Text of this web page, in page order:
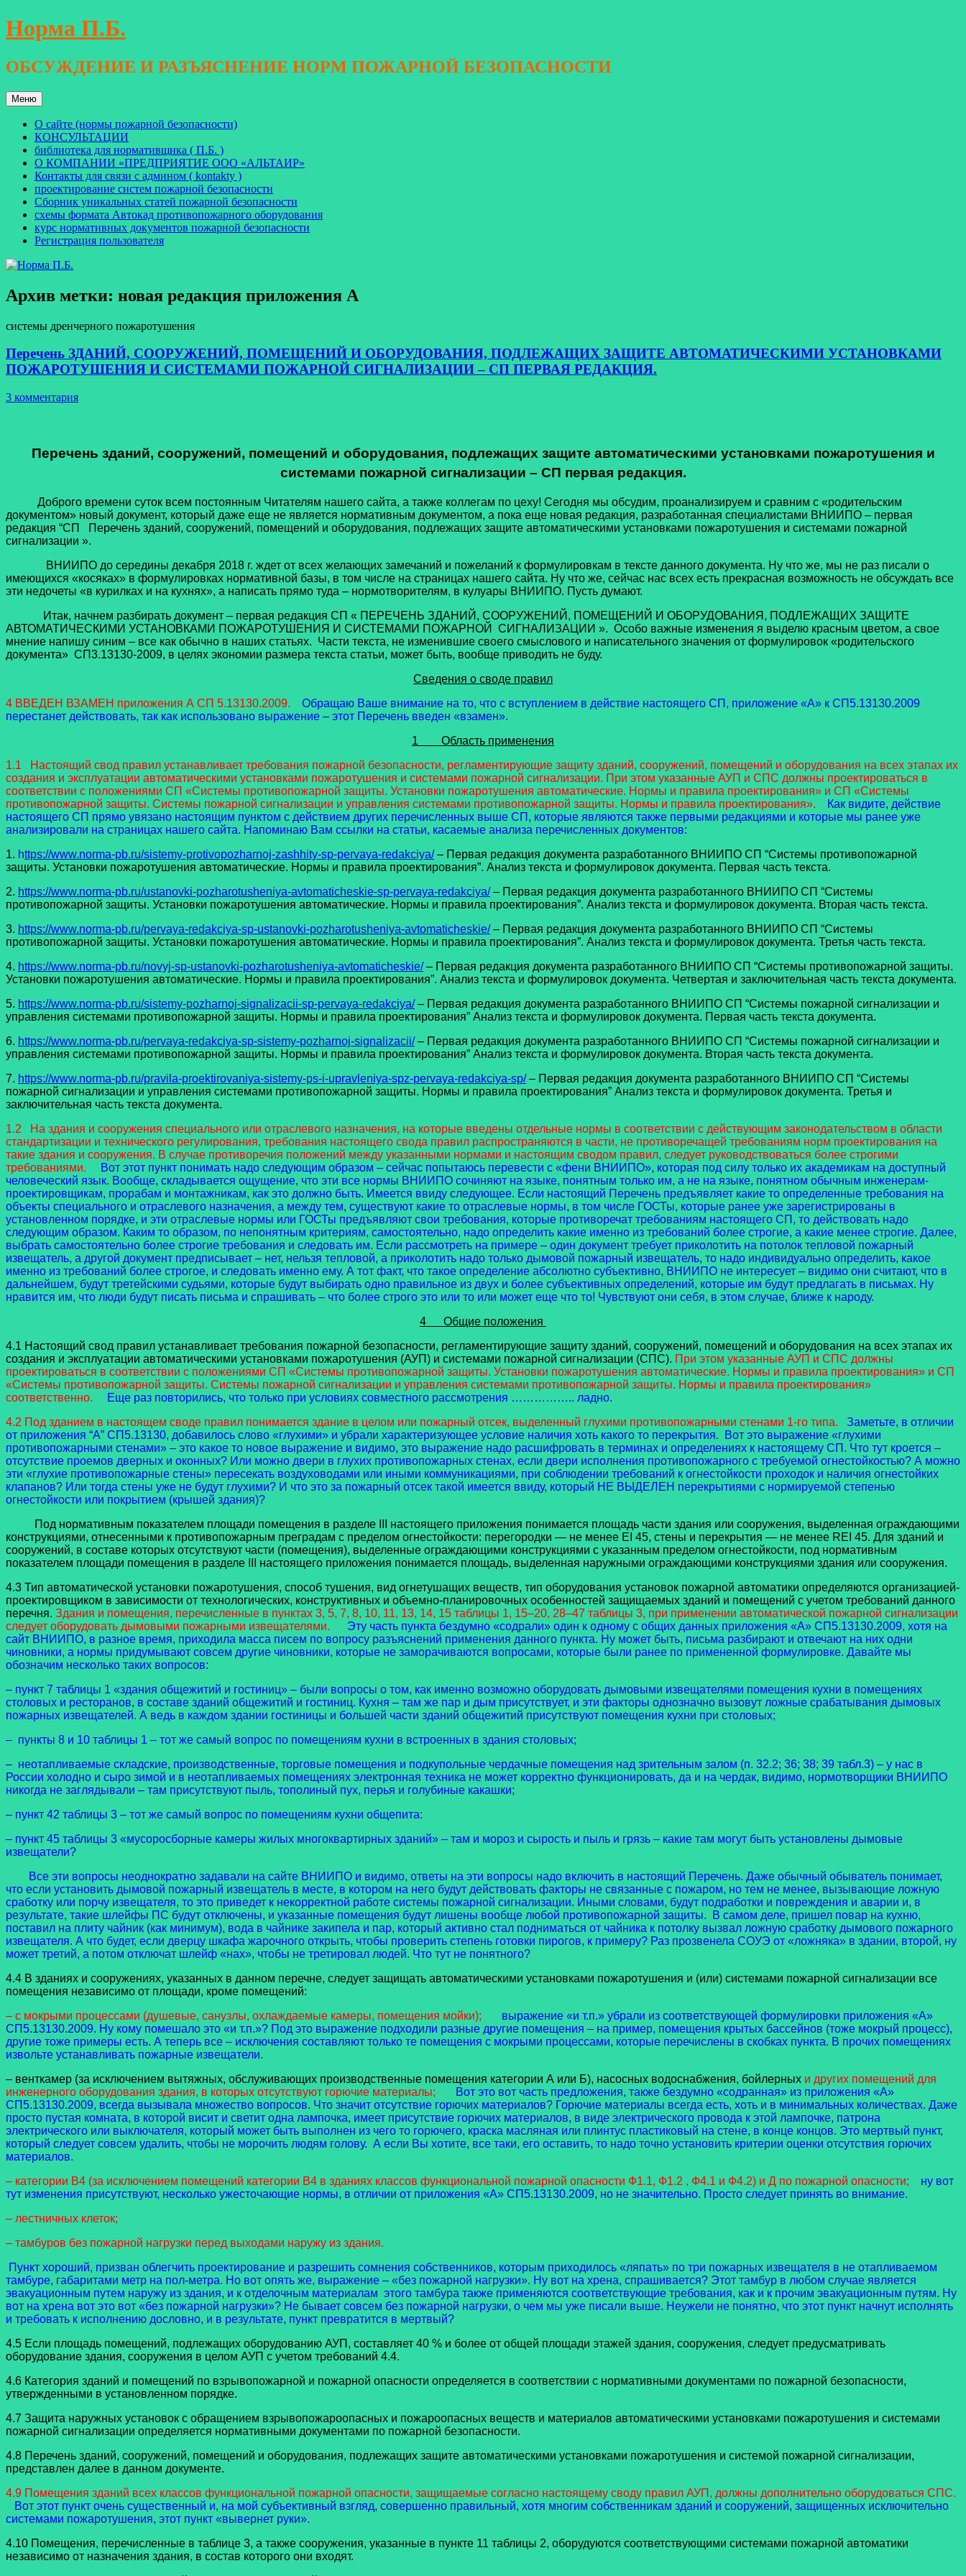
Перейти
к
Норма П.Б.
ОБСУЖДЕНИЕ И РАЗЪЯСНЕНИЕ НОРМ ПОЖАРНОЙ БЕЗОПАСНОСТИ
Меню
О сайте (нормы пожарной безопасности)
КОНСУЛЬТАЦИИ
библиотека для нормативщика ( П.Б. )
О КОМПАНИИ «ПРЕДПРИЯТИЕ ООО «АЛЬТАИР»
Контакты для связи с админом ( kontakty )
проектирование систем пожарной безопасности
Сборник уникальных статей пожарной безопасности
схемы формата Автокад противопожарного оборудования
курс нормативных документов пожарной безопасности
Регистрация пользователя
Архив метки: новая редакция приложения А
системы дренчерного пожаротушения
Перечень ЗДАНИЙ, СООРУЖЕНИЙ, ПОМЕЩЕНИЙ И ОБОРУДОВАНИЯ, ПОДЛЕЖАЩИХ ЗАЩИТЕ АВТОМАТИЧЕСКИМИ УСТАНОВКАМИ
ПОЖАРОТУШЕНИЯ И СИСТЕМАМИ ПОЖАРНОЙ СИГНАЛИЗАЦИИ – СП ПЕРВАЯ РЕДАКЦИЯ.
3 комментария
Перечень зданий, сооружений, помещений и оборудования, подлежащих защите автоматическими установками пожаротушения и
системами пожарной сигнализации – СП первая редакция.
Доброго времени суток всем постоянным Читателям нашего сайта, а также коллегам по цеху! Сегодня мы обсудим, проанализируем и сравним с «родительским
документом» новый документ, который даже еще не является нормативным документом, а пока еще новая редакция, разработанная специалистами ВНИИПО – первая
редакция “СП Перечень зданий, сооружений, помещений и оборудования, подлежащих защите автоматическими установками пожаротушения и системами пожарной
сигнализации ».
ВНИИПО до середины декабря 2018 г. ждет от всех желающих замечаний и пожеланий к формулировкам в тексте данного документа. Ну что же, мы не раз писали о
имеющихся «косяках» в формулировках нормативной базы, в том числе на страницах нашего сайта. Ну что же, сейчас нас всех есть прекрасная возможность не обсуждать все
эти недочеты «в курилках и на кухнях», а написать прямо туда – нормотворителям, в кулуары ВНИИПО. Пусть думают.
Итак, начнем разбирать документ – первая редакция СП « ПЕРЕЧЕНЬ ЗДАНИЙ, СООРУЖЕНИЙ, ПОМЕЩЕНИЙ И ОБОРУДОВАНИЯ, ПОДЛЕЖАЩИХ ЗАЩИТЕ
АВТОМАТИЧЕСКИМИ УСТАНОВКАМИ ПОЖАРОТУШЕНИЯ И СИСТЕМАМИ ПОЖАРНОЙ СИГНАЛИЗАЦИИ ». Особо важные изменения я выделю красным цветом, а свое
мнение напишу синим – все как обычно в наших статьях. Части текста, не изменившие своего смыслового и написательного значения от формулировок «родительского
документа» СП3.13130-2009, в целях экономии размера текста статьи, может быть, вообще приводить не буду.
Сведения о своде правил
4 ВВЕДЕН ВЗАМЕН приложения А СП 5.13130.2009.
Обращаю Ваше внимание на то, что с вступлением в действие настоящего СП, приложение «А» к СП5.13130.2009
перестанет действовать, так как использовано выражение – этот Перечень введен «взамен».
1 Область применения
1.1 Настоящий свод правил устанавливает требования пожарной безопасности, регламентирующие защиту зданий, сооружений, помещений и оборудования на всех этапах их
создания и эксплуатации автоматическими установками пожаротушения и системами пожарной сигнализации. При этом указанные АУП и СПС должны проектироваться в
соответствии с положениями СП «Системы противопожарной защиты. Установки пожаротушения автоматические. Нормы и правила проектирования» и СП «Системы
противопожарной защиты. Системы пожарной сигнализации и управления системами противопожарной защиты. Нормы и правила проектирования».
Как видите, действие
настоящего СП прямо увязано настоящим пунктом с действием других перечисленных выше СП, которые являются также первыми редакциями и которые мы ранее уже
анализировали на страницах нашего сайта. Напоминаю Вам ссылки на статьи, касаемые анализа перечисленных документов:
1. https://www.norma-pb.ru/sistemy-protivopozharnoj-zashhity-sp-pervaya-redakciya/ – Первая редакция документа разработанного ВНИИПО СП “Системы противопожарной
защиты. Установки пожаротушения автоматические. Нормы и правила проектирования”. Анализ текста и формулировок документа. Первая часть текста.
2. https://www.norma-pb.ru/ustanovki-pozharotusheniya-avtomaticheskie-sp-pervaya-redakciya/– Первая редакция документа разработанного ВНИИПО СП “Системы
противопожарной защиты. Установки пожаротушения автоматические. Нормы и правила проектирования”. Анализ текста и формулировок документа. Вторая часть текста.
3. https://www.norma-pb.ru/pervaya-redakciya-sp-ustanovki-pozharotusheniya-avtomaticheskie/– Первая редакция документа разработанного ВНИИПО СП “Системы
противопожарной защиты. Установки пожаротушения автоматические. Нормы и правила проектирования”. Анализ текста и формулировок документа. Третья часть текста.
4. https://www.norma-pb.ru/novyj-sp-ustanovki-pozharotusheniya-avtomaticheskie/– Первая редакция документа разработанного ВНИИПО СП “Системы противопожарной защиты.
Установки пожаротушения автоматические. Нормы и правила проектирования”. Анализ текста и формулировок документа. Четвертая и заключительная часть текста документа.
5. https://www.norma-pb.ru/sistemy-pozharnoj-signalizacii-sp-pervaya-redakciya/– Первая редакция документа разработанного ВНИИПО СП “Системы пожарной сигнализации и
управления системами противопожарной защиты. Нормы и правила проектирования” Анализ текста и формулировок документа. Первая часть текста документа.
6. https://www.norma-pb.ru/pervaya-redakciya-sp-sistemy-pozharnoj-signalizacii/ – Первая редакция документа разработанного ВНИИПО СП “Системы пожарной сигнализации и
управления системами противопожарной защиты. Нормы и правила проектирования” Анализ текста и формулировок документа. Вторая часть текста документа.
7. https://www.norma-pb.ru/pravila-proektirovaniya-sistemy-ps-i-upravleniya-spz-pervaya-redakciya-sp/ – Первая редакция документа разработанного ВНИИПО СП “Системы
пожарной сигнализации и управления системами противопожарной защиты. Нормы и правила проектирования” Анализ текста и формулировок документа. Третья и
заключительная часть текста документа.
1.2 На здания и сооружения специального или отраслевого назначения, на которые введены отдельные нормы в соответствии с действующим законодательством в области
стандартизации и технического регулирования, требования настоящего свода правил распространяются в части, не противоречащей требованиям норм проектирования на
такие здания и сооружения. В случае противоречия положений между указанными нормами и настоящим сводом правил, следует руководствоваться более строгими
требованиями.
Вот этот пункт понимать надо следующим образом – сейчас попытаюсь перевести с «фени ВНИИПО», которая под силу только их академикам на доступный
человеческий язык. Вообще, складывается ощущение, что эти все нормы ВНИИПО сочиняют на языке, понятным только им, а не на языке, понятном обычным инженерам-
проектировщикам, прорабам и монтажникам, как это должно быть. Имеется ввиду следующее. Если настоящий Перечень предъявляет какие то определенные требования на
объекты специального и отраслевого назначения, а между тем, существуют какие то отраслевые нормы, в том числе ГОСТы, которые ранее уже зарегистрированы в
установленном порядке, и эти отраслевые нормы или ГОСТы предъявляют свои требования, которые противоречат требованиям настоящего СП, то действовать надо
следующим образом. Каким то образом, по непонятным критериям, самостоятельно, надо определить какие именно из требований более строгие, а какие менее строгие. Далее,
выбрать самостоятельно более строгие требования и следовать им. Если рассмотреть на примере – один документ требует приколотить на потолок тепловой пожарный
извещатель, а другой документ предписывает – нет, нельзя тепловой, а приколотить надо только дымовой пожарный извещатель, то надо индивидуально определить, какое
именно из требований более строгое, и следовать именно ему. А тот факт, что такое определение абсолютно субъективно, ВНИИПО не интересует – видимо они считают, что в
дальнейшем, будут третейскими судьями, которые будут выбирать одно правильное из двух и более субъективных определений, которые им будут предлагать в письмах. Ну
нравится им, что люди будут писать письма и спрашивать – что более строго это или то или может еще что то! Чувствуют они себя, в этом случае, ближе к народу.
4 Общие положения
4.1 Настоящий свод правил устанавливает требования пожарной безопасности, регламентирующие защиту зданий, сооружений, помещений и оборудования на всех этапах их
создания и эксплуатации автоматическими установками пожаротушения (АУП) и системами пожарной сигнализации (СПС). При этом указанные АУП и СПС должны
проектироваться в соответствии с положениями СП «Системы противопожарной защиты. Установки пожаротушения автоматические. Нормы и правила проектирования» и СП
«Системы противопожарной защиты. Системы пожарной сигнализации и управления системами противопожарной защиты. Нормы и правила проектирования»
соответственно.
Еще раз повторились, что только при условиях совместного рассмотрения …………….. ладно.
4.2 Под зданием в настоящем своде правил понимается здание в целом или пожарный отсек, выделенный глухими противопожарными стенами 1-го типа.
Заметьте, в отличии
от приложения “А” СП5.13130, добавилось слово «глухими» и убрали характеризующее условие наличия хоть какого то перекрытия. Вот это выражение «глухими
противопожарными стенами» – это какое то новое выражение и видимо, это выражение надо расшифровать в терминах и определениях к настоящему СП. Что тут кроется –
отсутствие проемов дверных и оконных? Или можно двери в глухих противопожарных стенах, если двери исполнения противопожарного с требуемой огнестойкостью? А можно
эти «глухие противопожарные стены» пересекать воздуховодами или иными коммуникациями, при соблюдении требований к огнестойкости проходок и наличия огнестойких
клапанов? Или тогда стены уже не будут глухими? И что это за пожарный отсек такой имеется ввиду, который НЕ ВЫДЕЛЕН перекрытиями с нормируемой степенью
огнестойкости или покрытием (крышей здания)?
Под нормативным показателем площади помещения в разделе III настоящего приложения понимается площадь части здания или сооружения, выделенная ограждающими
конструкциями, отнесенными к противопожарным преградам с пределом огнестойкости: перегородки — не менее EI 45, стены и перекрытия — не менее REI 45. Для зданий и
сооружений, в составе которых отсутствуют части (помещения), выделенные ограждающими конструкциями с указанным пределом огнестойкости, под нормативным
показателем площади помещения в разделе III настоящего приложения понимается площадь, выделенная наружными ограждающими конструкциями здания или сооружения.
4.3 Тип автоматической установки пожаротушения, способ тушения, вид огнетушащих веществ, тип оборудования установок пожарной автоматики определяются организацией-
проектировщиком в зависимости от технологических, конструктивных и объемно-планировочных особенностей защищаемых зданий и помещений с учетом требований данного
перечня. Здания и помещения, перечисленные в пунктах 3, 5, 7, 8, 10, 11, 13, 14, 15 таблицы 1, 15–20, 28–47 таблицы 3, при применении автоматической пожарной сигнализации
следует оборудовать дымовыми пожарными извещателями.
Эту часть пункта бездумно «содрали» один к одному с общих данных приложения «А» СП5.13130.2009, хотя на
сайт ВНИИПО, в разное время, приходила масса писем по вопросу разъяснений применения данного пункта. Ну может быть, письма разбирают и отвечают на них одни
чиновники, а нормы придумывают совсем другие чиновники, которые не заморачиваются вопросами, которые были ранее по примененной формулировке. Давайте мы
обозначим несколько таких вопросов:
– пункт 7 таблицы 1 «здания общежитий и гостиниц» – были вопросы о том, как именно возможно оборудовать дымовыми извещателями помещения кухни в помещениях
столовых и ресторанов, в составе зданий общежитий и гостиниц. Кухня – там же пар и дым присутствует, и эти факторы однозначно вызовут ложные срабатывания дымовых
пожарных извещателей. А ведь в каждом здании гостиницы и большей части зданий общежитий присутствуют помещения кухни при столовых;
– пункты 8 и 10 таблицы 1 – тот же самый вопрос по помещениям кухни в встроенных в здания столовых;
– неотапливаемые складские, производственные, торговые помещения и подкупольные чердачные помещения над зрительным залом (п. 32.2; 36; 38; 39 табл.3) – у нас в
России холодно и сыро зимой и в неотапливаемых помещениях электронная техника не может корректно функционировать, да и на чердак, видимо, нормотворщики ВНИИПО
никогда не заглядывали – там присутствуют пыль, тополиный пух, перья и голубиные какашки;
– пункт 42 таблицы 3 – тот же самый вопрос по помещениям кухни общепита:
– пункт 45 таблицы 3 «мусоросборные камеры жилых многоквартирных зданий» – там и мороз и сырость и пыль и грязь – какие там могут быть установлены дымовые
извещатели?
Все эти вопросы неоднократно задавали на сайте ВНИИПО и видимо, ответы на эти вопросы надо включить в настоящий Перечень. Даже обычный обыватель понимает,
что если установить дымовой пожарный извещатель в месте, в котором на него будут действовать факторы не связанные с пожаром, но тем не менее, вызывающие ложную
сработку или порчу извещателя, то это приведет к некорректной работе системы пожарной сигнализации. Иными словами, будут подработки и повреждения и аварии и, в
результате, такие шлейфы ПС будут отключены, и указанные помещения будут лишены вообще любой противопожарной защиты. В самом деле, пришел повар на кухню,
поставил на плиту чайник (как минимум), вода в чайнике закипела и пар, который активно стал подниматься от чайника к потолку вызвал ложную сработку дымового пожарного
извещателя. А что будет, если дверцу шкафа жарочного открыть, чтобы проверить степень готовки пирогов, к примеру? Раз прозвенела СОУЭ от «ложняка» в здании, второй, ну
может третий, а потом отключат шлейф «нах», чтобы не третировал людей. Что тут не понятного?
4.4 В зданиях и сооружениях, указанных в данном перечне, следует защищать автоматическими установками пожаротушения и (или) системами пожарной сигнализации все
помещения независимо от площади, кроме помещений:
– с мокрыми процессами (душевые, санузлы, охлаждаемые камеры, помещения мойки);
выражение «и т.п.» убрали из соответствующей формулировки приложения «А»
СП5.13130.2009. Ну кому помешало это «и т.п.»? Под это выражение подходили разные другие помещения – на пример, помещения крытых бассейнов (тоже мокрый процесс),
другие тоже примеры есть. А теперь все – исключения составляют только те помещения с мокрыми процессами, которые перечислены в скобках пункта. В прочих помещениях
извольте устанавливать пожарные извещатели.
– венткамер (за исключением вытяжных, обслуживающих производственные помещения категории А или Б), насосных водоснабжения, бойлерных и других помещений для
инженерного оборудования здания, в которых отсутствуют горючие материалы;
Вот это вот часть предложения, также бездумно «содранная» из приложения «А»
СП5.13130.2009, всегда вызывала множество вопросов. Что значит отсутствие горючих материалов? Горючие материалы всегда есть, хоть и в минимальных количествах. Даже
просто пустая комната, в которой висит и светит одна лампочка, имеет присутствие горючих материалов, в виде электрического провода к этой лампочке, патрона
электрического или выключателя, который может быть выполнен из чего то горючего, краска масляная или плинтус пластиковый на стене, в конце концов. Это мертвый пункт,
который следует совсем удалить, чтобы не морочить людям голову. А если Вы хотите, все таки, его оставить, то надо точно установить критерии оценки отсутствия горючих
материалов.
– категории В4 (за исключением помещений категории В4 в зданиях классов функциональной пожарной опасности Ф1.1, Ф1.2 , Ф4.1 и Ф4.2) и Д по пожарной опасности;
ну вот
тут изменения присутствуют, несколько ужесточающие нормы, в отличии от приложения «А» СП5.13130.2009, но не значительно. Просто следует принять во внимание.
– лестничных клеток;
– тамбуров без пожарной нагрузки перед выходами наружу из здания.
Пункт хороший, призван облегчить проектирование и разрешить сомнения собственников, которым приходилось «ляпать» по три пожарных извещателя в не отапливаемом
тамбуре, габаритами метр на пол-метра. Но вот опять же, выражение – «без пожарной нагрузки». Ну вот на хрена, спрашивается? Этот тамбур в любом случае является
эвакуационным путем наружу из здания, и к отделочным материалам этого тамбура также применяются соответствующие требования, как и к прочим эвакуационным путям. Ну
вот на хрена вот это вот «без пожарной нагрузки»? Не бывает совсем без пожарной нагрузки, о чем мы уже писали выше. Неужели не понятно, что этот пункт начнут исполнять
и требовать к исполнению дословно, и в результате, пункт превратится в мертвый?
4.5 Если площадь помещений, подлежащих оборудованию АУП, составляет 40 % и более от общей площади этажей здания, сооружения, следует предусматривать
оборудование здания, сооружения в целом АУП с учетом требований 4.4.
4.6 Категория зданий и помещений по взрывопожарной и пожарной опасности определяется в соответствии с нормативными документами по пожарной безопасности,
утвержденными в установленном порядке.
4.7 Защита наружных установок с обращением взрывопожароопасных и пожароопасных веществ и материалов автоматическими установками пожаротушения и системами
пожарной сигнализации определяется нормативными документами по пожарной безопасности.
4.8 Перечень зданий, сооружений, помещений и оборудования, подлежащих защите автоматическими установками пожаротушения и системой пожарной сигнализации,
представлен далее в данном документе.
4.9 Помещения зданий всех классов функциональной пожарной опасности, защищаемые согласно настоящему своду правил АУП, должны дополнительно оборудоваться СПС.
Вот этот пункт очень существенный и, на мой субъективный взгляд, совершенно правильный, хотя многим собственникам зданий и сооружений, защищенных исключительно
системами пожаротушения, этот пункт «вывернет руки».
4.10 Помещения, перечисленные в таблице 3, а также сооружения, указанные в пункте 11 таблицы 2, оборудуются соответствующими системами пожарной автоматики
независимо от назначения здания, в состав которого они входят.